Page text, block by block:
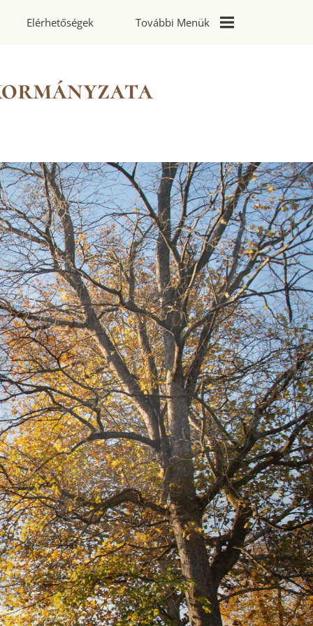
Elérhetőségek További Menük
Civil Szervezetek
Hitélet
Széchenyi 2020
Pályázatok
További Pályázatok
Magyar Falu
Program
Jegyzőkönyvek